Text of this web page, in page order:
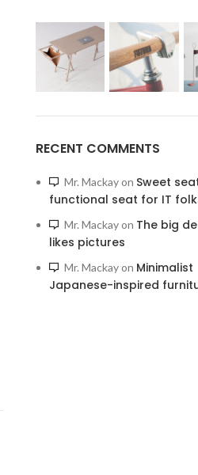
RECENT COMMENTS
Mr. Mackayon Sweet
functional seat for IT
Mr. Mackayon The big
likes pictures
Mr. Mackayon Minimalist
Japanese-inspired